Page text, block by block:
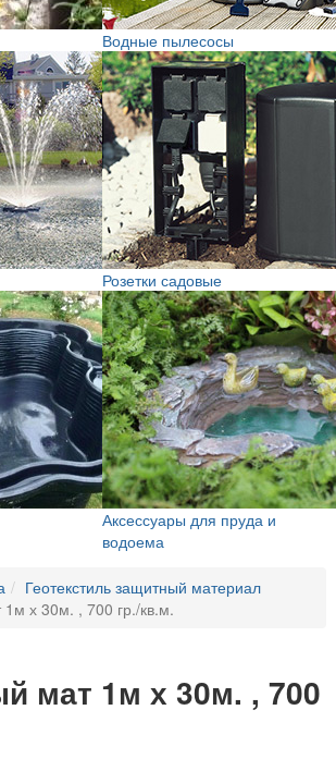
Водные пылесосы
Розетки садовые
Аксессуары для пруда и
водоема
Геотекстиль защитный материал
1м х 30м. , 700 гр./кв.м.
мат 1м х 30м. , 700